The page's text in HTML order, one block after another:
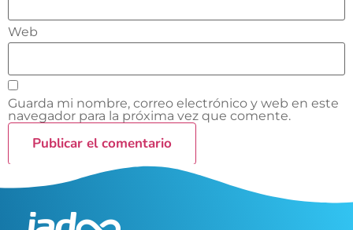
Web
Guarda mi nombre, correo electrónico y web en este
navegador para la próxima vez que comente.